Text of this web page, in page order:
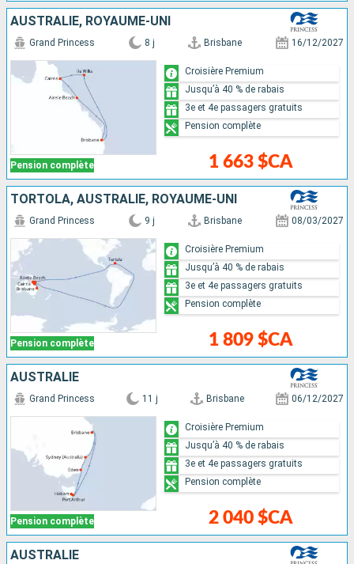
AUSTRALIE, ROYAUME-UNI
Pension complète
Grand Princess 8 j Brisbane 16/12/2027
1 663 $CA
Croisière Premium
Jusqu’à 40 % de rabais
3e et 4e passagers gratuits
Pension complète
TORTOLA, AUSTRALIE, ROYAUME-UNI
Pension complète
Grand Princess 9 j Brisbane 08/03/2027
1 809 $CA
Croisière Premium
Jusqu’à 40 % de rabais
3e et 4e passagers gratuits
Pension complète
AUSTRALIE
Pension complète
Grand Princess 11 j Brisbane 06/12/2027
2 040 $CA
Croisière Premium
Jusqu’à 40 % de rabais
3e et 4e passagers gratuits
Pension complète
AUSTRALIE